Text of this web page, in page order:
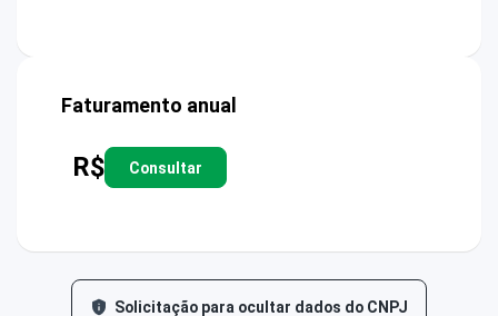
Faturamento anual
R$ Consultar
Solicitação para ocultar dados do CNPJ